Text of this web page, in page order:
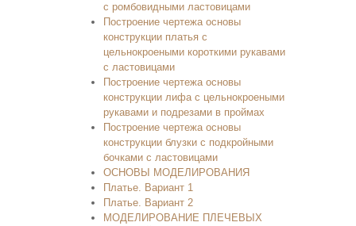
с ромбовидными ластовицами
Построение чертежа основы
конструкции платья с
цельнокроеными короткими рукавами
с ластовицами
Построение чертежа основы
конструкции лифа с цельнокроеными
рукавами и подрезами в проймах
Построение чертежа основы
конструкции блузки с подкройными
бочками с ластовицами
ОСНОВЫ МОДЕЛИРОВАНИЯ
Платье. Вариант 1
Платье. Вариант 2
МОДЕЛИРОВАНИЕ ПЛЕЧЕВЫХ